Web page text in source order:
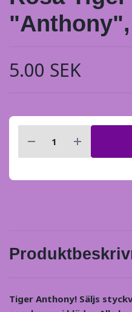
5.00 SEK
Tiger Anthony! Säljs